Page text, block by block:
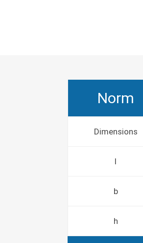
Norm
Dimensions
l
b
h